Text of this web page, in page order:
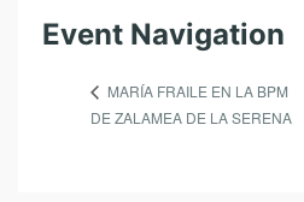
Event Navigation
MARÍA FRAILE EN LA BPM
DE ZALAMEA DE LA SERENA